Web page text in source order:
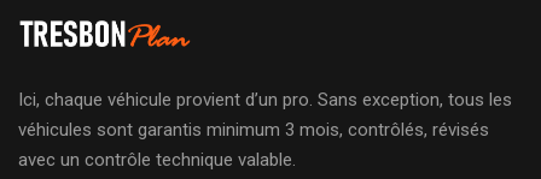
Ici, chaque véhicule provient d’un pro. Sans exception, tous les
véhicules sont garantis minimum 3 mois, contrôlés, révisés
avec un contrôle technique valable.